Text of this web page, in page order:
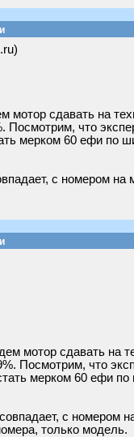
сдавать на
Посмотрим, что
мерком 60 ефи по
с номером на
мотор сдавать на
Посмотрим, что
мерком 60 ефи
с номером
только модель.